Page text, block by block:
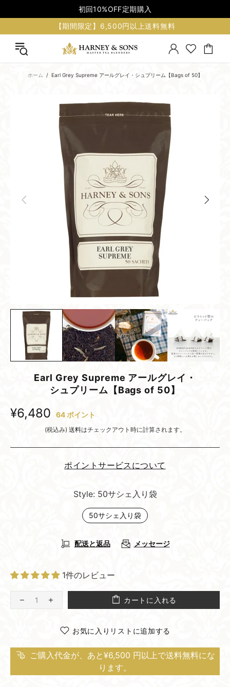
初回10%OFF定期購入
【期間限定】6,500円以上送料無料
ホーム Earl Grey Supreme アールグレイ・シュプリーム【Bags of 50】
Earl Grey Supreme アールグレイ・
シュプリーム​【Bags of 50】
¥6,480 64 ポイント
(税込み) 送料はチェックアウト時に計算されます。
ポイントサービスについて
Style: 50サシェ入り袋
50サシェ入り袋
配送と返品 メッセージ
1件のレビュー
カートに入れる
お気に入りリストに追加する
ご購入代金が、あと¥6,500 円以上で送料無料にな
ります。